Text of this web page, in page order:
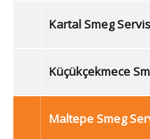
Kartal Smeg
Küçükçekmece
Maltepe Smeg